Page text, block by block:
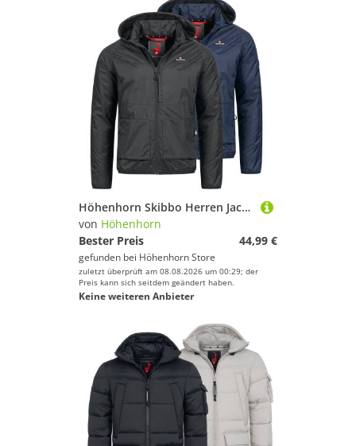
Höhenhorn Skibbo Herren Jacke Freizeitjacke Gefüttert Übergangsjacke XXL Dunkelblau
von Höhenhorn
Bester Preis
44,99 €
gefunden bei Höhenhorn Store
zuletzt überprüft am 08.08.2026 um 00:29; der
Preis kann sich seitdem geändert haben.
Keine weiteren Anbieter